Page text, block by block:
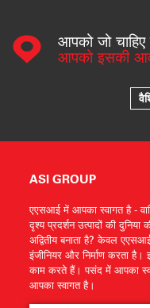
आपको जो
आपको इसकी
ASI GROUP
एएसआई में आपका स्वागत है -
दृश्य प्रदर्शन उत्पादों की दुनिया
अद्वितीय बनाता है? केवल
इंजीनियर और निर्माण करता
काम करते हैं। पसंद में आपका
आपका स्वागत है।